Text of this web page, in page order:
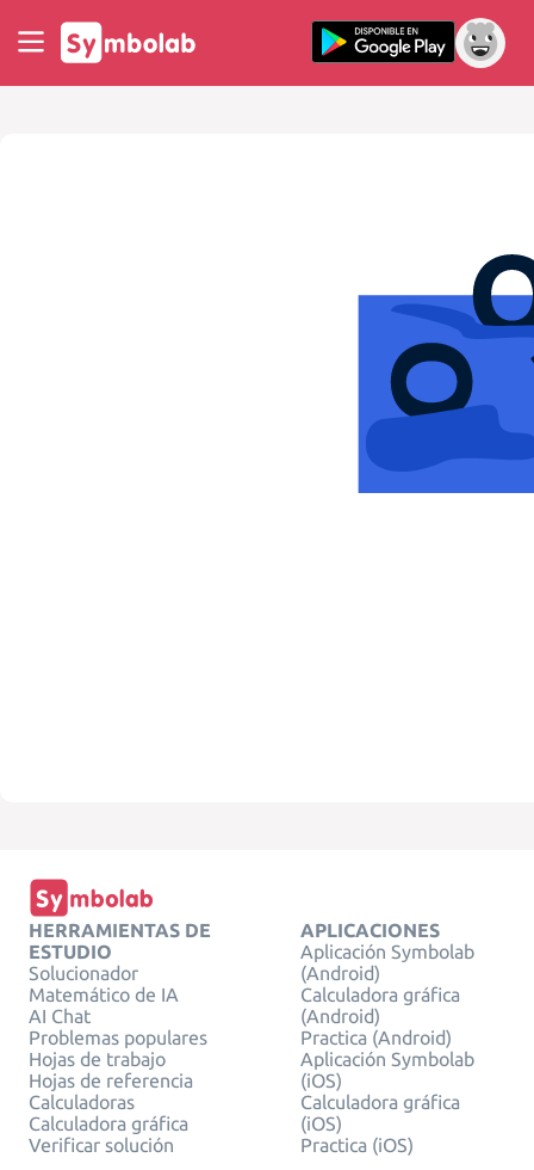
HERRAMIENTAS DE
ESTUDIO
Solucionador
Matemático de IA
AI Chat
Problemas populares
Hojas de trabajo
Hojas de referencia
Calculadoras
Calculadora gráfica
Verificar solución
APLICACIONES
Aplicación Symbolab
(Android)
Calculadora gráfica
(Android)
Practica (Android)
Aplicación Symbolab
(iOS)
Calculadora gráfica
(iOS)
Practica (iOS)